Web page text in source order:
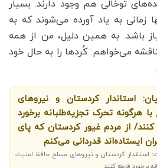
توخالی هم وجود دارند. بسیار
زمانی به یاد آورده می‌شوند که به
باشد. به همین دلیل، من از همه
می‌خواهم: کُردها را به حال خود
استاندار کردستان و نیروهای
هرگونه تحرک تجزیه‌طلبانه برخورد
از مردم غیور کردستان که پای
ایستاده‌اند قدردانی می‌کنم
استاندار کردستان و نیروهای مسلح حافظ امنیت